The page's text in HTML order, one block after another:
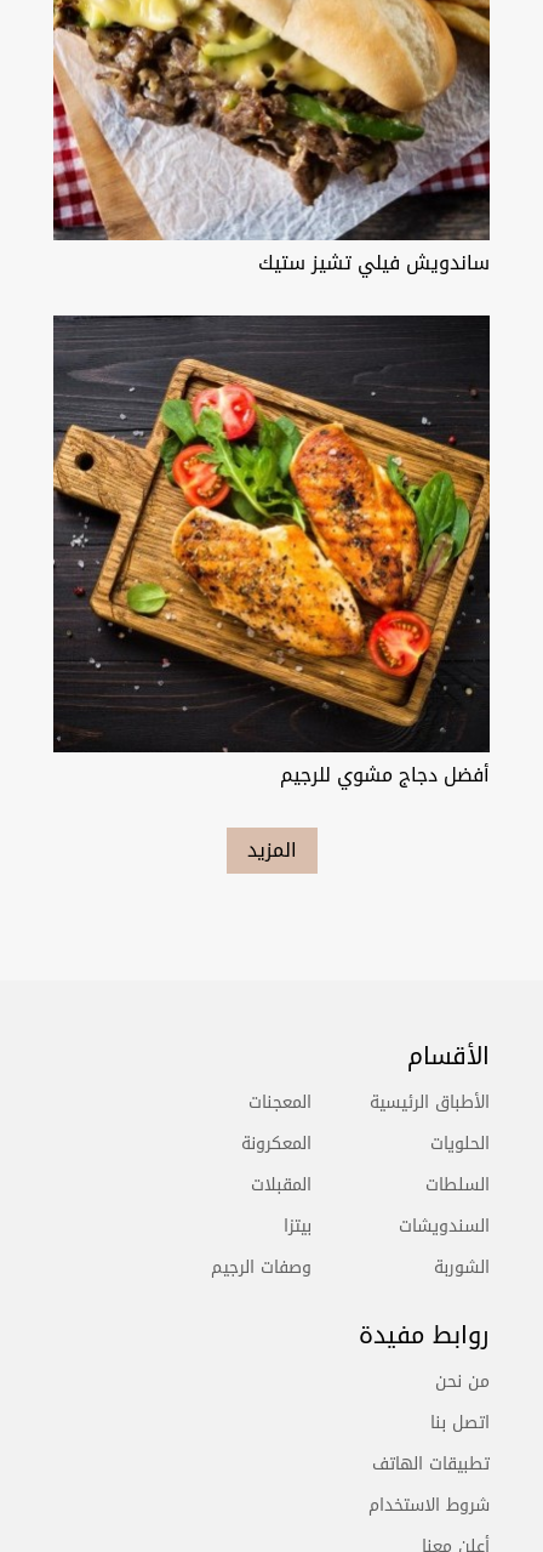
ساندويش فيلي تشيز ستيك
أفضل دجاج مشوي للرجيم
المزيد
الأقسام
الأطباق الرئيسية
الحلويات
السلطات
السندويشات
الشوربة
المعجنات
المعكرونة
المقبلات
بيتزا
وصفات الرجيم
روابط مفيدة
من نحن
اتصل بنا
تطبيقات الهاتف
شروط الاستخدام